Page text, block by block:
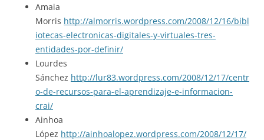
Amaia
Morris http://almorris.wordpress.com/2008/12/16/bibl
iotecas-electronicas-digitales-y-virtuales-tres-
entidades-por-definir/
Lourdes
Sánchez http://lur83.wordpress.com/2008/12/17/centr
o-de-recursos-para-el-aprendizaje-e-informacion-
crai/
Ainhoa
López http://ainhoalopez.wordpress.com/2008/12/17/